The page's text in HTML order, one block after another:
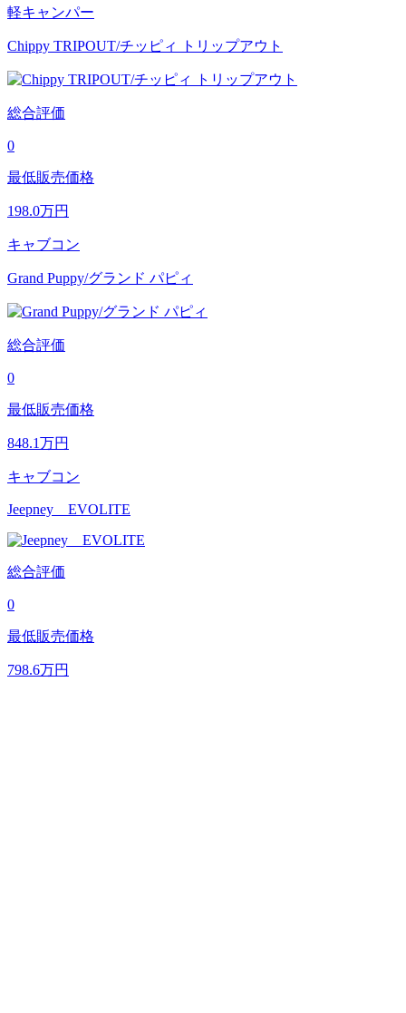
軽キャンパー
Chippy TRIPOUT/チッピィ トリップアウト
総合評価
0
最低販売価格
198.0万円
キャブコン
Grand Puppy/グランド パピィ
総合評価
0
最低販売価格
848.1万円
キャブコン
Jeepney EVOLITE
総合評価
0
最低販売価格
798.6万円